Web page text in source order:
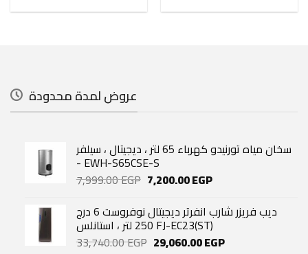
عروض لمدة محدودة
سخان مياه تورنيدو كهرباء 65 لتر ، ديجيتال ، سيلفر
- EWH-S65CSE-S
7,999.00EGP Original
was:
7,999.00 EGP.
7,200.00EGPCurrent
is:
7,200.00 EGP.
ديب فريزر شارب انفرتر ديجيتال نوفروست 6 درج
250 لتر ، استانلس FJ-EC23(ST)
33,740.00EGP Original
29,060.00EGPCurrent